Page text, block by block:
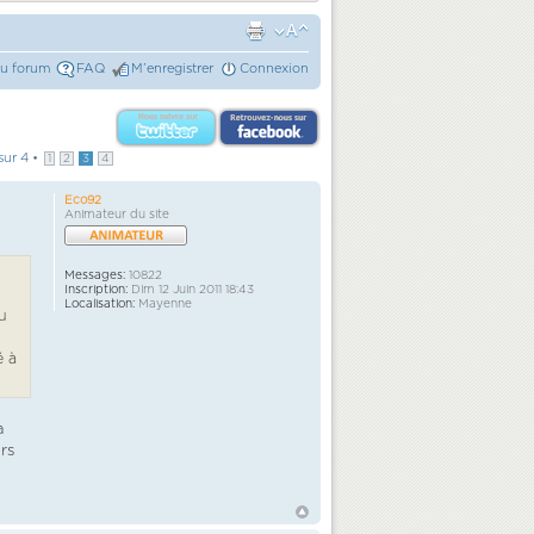
forum FAQ M’enregistrer Connexion
4 • 1 2 3 4
à
Eco92
Animateur du site
Messages: 10822
Inscription: Dim 12 Juin 2011 18:43
Localisation: Mayenne